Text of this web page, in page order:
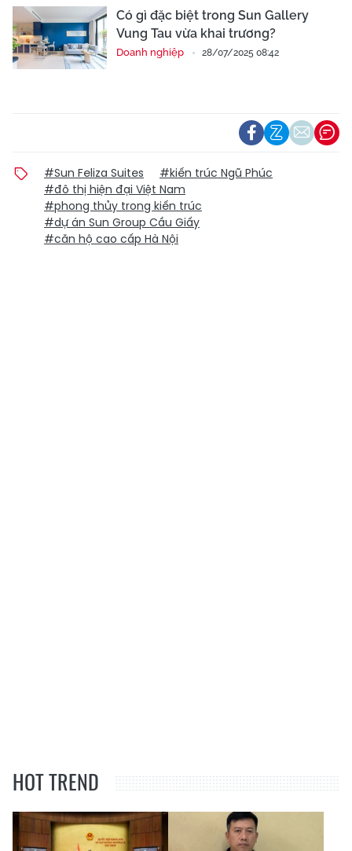
Có gì đặc biệt trong Sun Gallery
Vung Tau vừa khai trương?
Doanh nghiệp 28/07/2025 08:42
#Sun Feliza Suites
#kiến trúc Ngũ Phúc
#đô thị hiện đại Việt Nam
#phong thủy trong kiến trúc
#dự án Sun Group Cầu Giấy
#căn hộ cao cấp Hà Nội
HOT TREND